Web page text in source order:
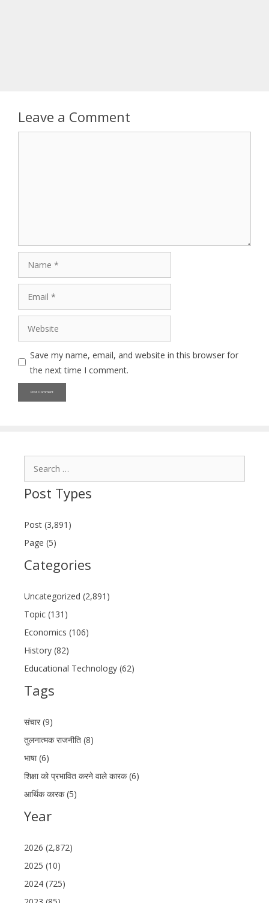
Leave a Comment
Website
Save my name, email, and website in this browser for
the next time I comment.
Post Types
Post (3,891)
Page (5)
Categories
Uncategorized (2,891)
Topic (131)
Economics (106)
History (82)
Educational Technology (62)
Tags
संचार (9)
तुलनात्मक राजनीति (8)
भाषा (6)
शिक्षा को प्रभावित करने वाले कारक (6)
आर्थिक कारक (5)
Year
2026 (2,872)
2025 (10)
2024 (725)